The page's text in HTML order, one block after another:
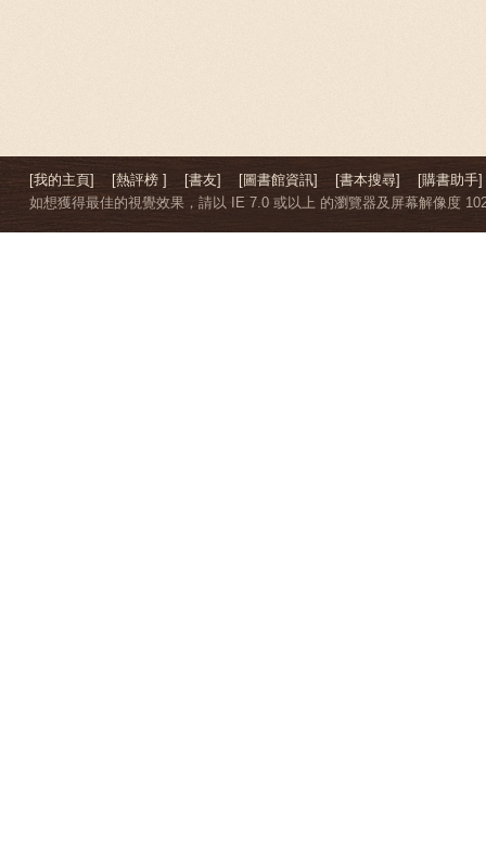
[我的主頁] [熱評榜 ] [書友] [圖書館資訊] [書本搜尋]
[購書助手]
如想獲得最佳的視覺效果，請以 IE 7.0 或以上 的瀏覽器及屏幕解像度